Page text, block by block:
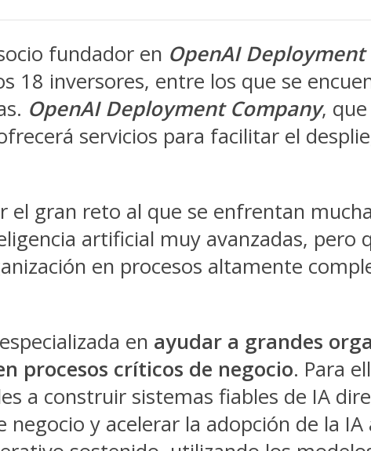
fundador en OpenAI
18 inversores, entre los que se
OpenAI Deployment Company,
servicios para facilitar el
el gran reto al que se enfrentan
artificial muy avanzadas, pero
en procesos altamente
en ayudar a grandes
procesos críticos de negocio. Para
a construir sistemas fiables de IA
y acelerar la adopción de la IA